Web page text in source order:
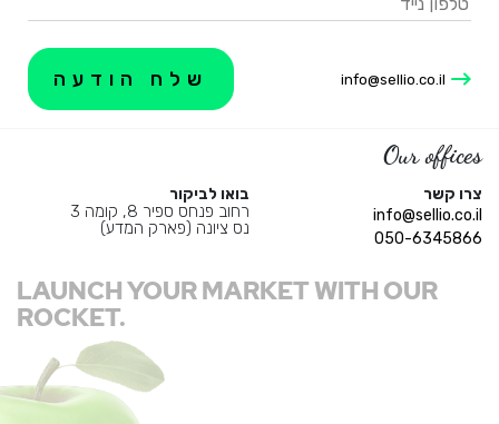
info@sellio.co.il
Our offices
צרו קשר
info@sellio.co.il
050-6345866
בואו לביקור
רחוב פנחס ספיר 8, קומה 3
נס ציונה (פארק המדע)
LAUNCH YOUR MARKET WITH OUR
ROCKET.